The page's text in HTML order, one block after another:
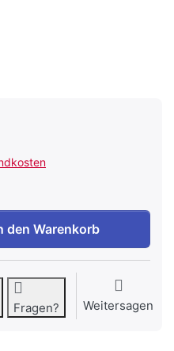
Wieland RST16i3
den Warenkorb
Fragen? Weitersagen